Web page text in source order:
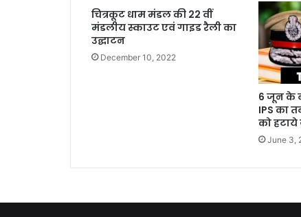
चित्रकूट धाम मंडल की 22 वीं
मंडलीय स्काउट एवं गाइड रैली का
उद्घाटन
December 10, 2022
6 जून के
IPS का
को हटाये
June 3,